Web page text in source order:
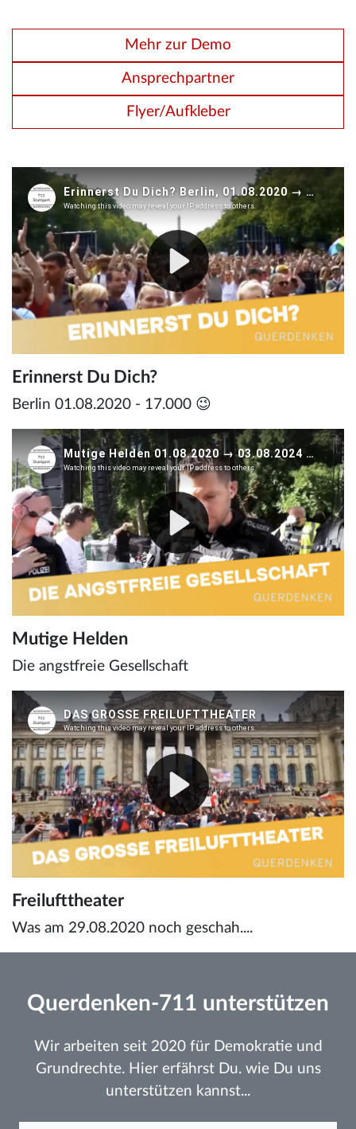
Mehr zur Demo
Ansprechpartner
Flyer/Aufkleber
Erinnerst Du Dich?
Berlin 01.08.2020 - 17.000 😉
Mutige Helden
Die angstfreie Gesellschaft
Freilufttheater
Was am 29.08.2020 noch geschah....
Querdenken-711 unterstützen
Wir arbeiten seit 2020 für Demokratie und
Grundrechte. Hier erfährst Du. wie Du uns
unterstützen kannst...